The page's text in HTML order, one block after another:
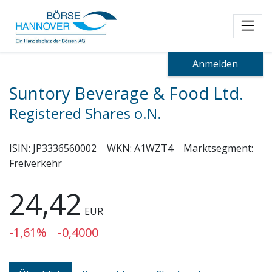
Anmelden
Suntory Beverage & Food Ltd.
Registered Shares o.N.
ISIN: JP3336560002 WKN: A1WZT4
Marktsegment:
Freiverkehr
24,42 EUR
-1,61% -0,4000